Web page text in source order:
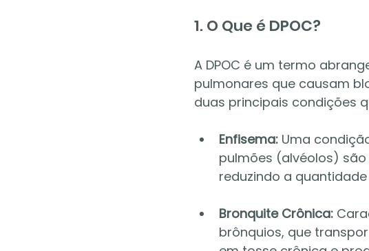
1. O Que é DPOC?
A DPOC é um termo
pulmonares que causam
duas principais condições
Enfisema: Uma
pulmões (alvéolos)
reduzindo a
Bronquite Crônica:
brônquios, que